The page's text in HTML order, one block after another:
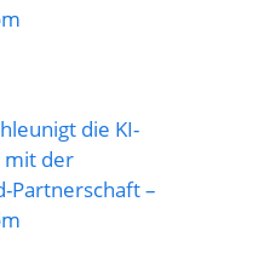
die KI-
mit der
Partnerschaft –